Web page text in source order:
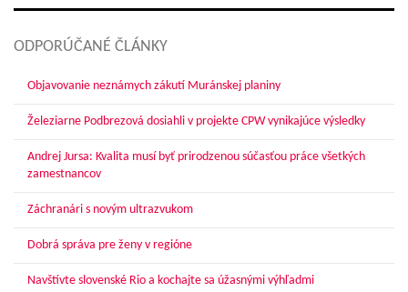
ODPORÚČANÉ ČLÁNKY
Objavovanie neznámych zákutí Muránskej planiny
Železiarne Podbrezová dosiahli v projekte CPW vynikajúce výsledky
Andrej Jursa: Kvalita musí byť prirodzenou súčasťou práce všetkých
zamestnancov
Záchranári s novým ultrazvukom
Dobrá správa pre ženy v regióne
Navštívte slovenské Rio a kochajte sa úžasnými výhľadmi